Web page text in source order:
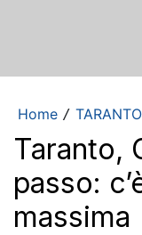
Home /
Taranto,
passo:
massima